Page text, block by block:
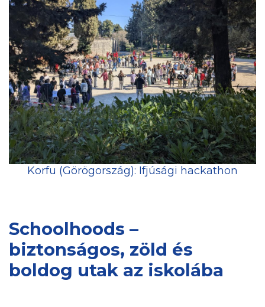
Korfu (Görögország): Ifjúsági hackathon
Schoolhoods –
biztonságos, zöld és
boldog utak az iskolába